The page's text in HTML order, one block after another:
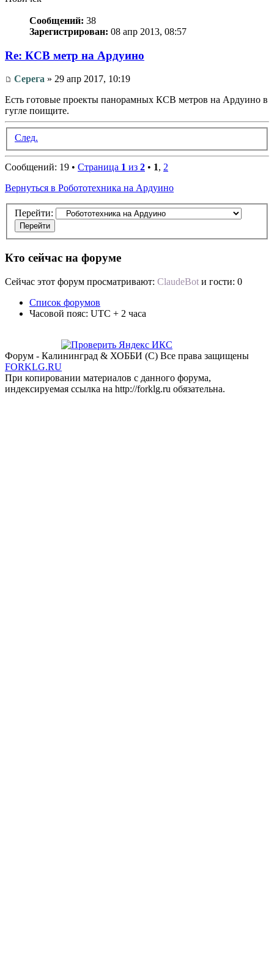
Сообщений: 38
Зарегистрирован: 08 апр 2013, 08:57
Re: КСВ метр на Ардуино
Серега » 29 апр 2017, 10:19
Есть готовые проекты панорамных КСВ метров на Ардуино в
гугле поищите.
След.
Сообщений: 19 • Страница 1 из 2 • 1, 2
Вернуться в Робототехника на Ардуино
Перейти:
Кто сейчас на форуме
Сейчас этот форум просматривают: ClaudeBot и гости: 0
Список форумов
Часовой пояс: UTC + 2 часа
Форум - Калининград & ХОББИ (С) Все права защищены
FORKLG.RU
При копировании материалов с данного форума,
индексируемая ссылка на http://forklg.ru обязательна.